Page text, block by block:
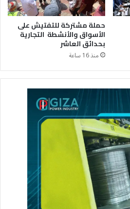
حملة مشتركة للتفتيش على
الأسواق والأنشطة التجارية
بحدائق العاشر
منذ 16 ساعة